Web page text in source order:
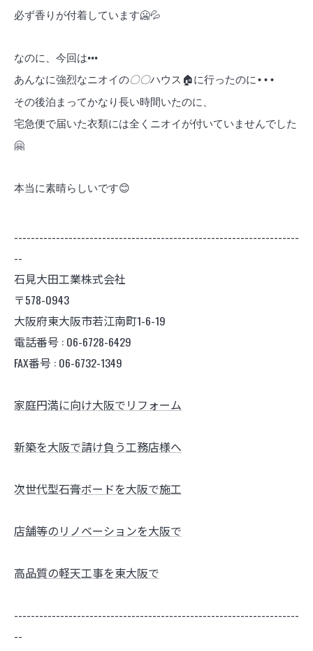
必ず香りが付着しています🥶💦
なのに、今回は•••
あんなに強烈なニオイの〇〇ハウス 🏠に行ったのに •••
その後泊まってかなり長い時間いたのに、
宅急便で届いた衣類には全くニオイが付いていませんでした
🤗
本当に素晴らしいです😊
--------------------------------------------------------------------
--
石見大田工業株式会社
〒578-0943
大阪府東大阪市若江南町1-6-19
電話番号 : 06-6728-6429
FAX番号 : 06-6732-1349
家庭円満に向け大阪でリフォーム
新築を大阪で請け負う工務店様へ
次世代型石膏ボードを大阪で施工
店舗等のリノベーションを大阪で
高品質の軽天工事を東大阪で
--------------------------------------------------------------------
--